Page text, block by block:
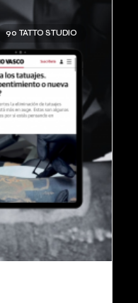
90 TATTO STUDIO